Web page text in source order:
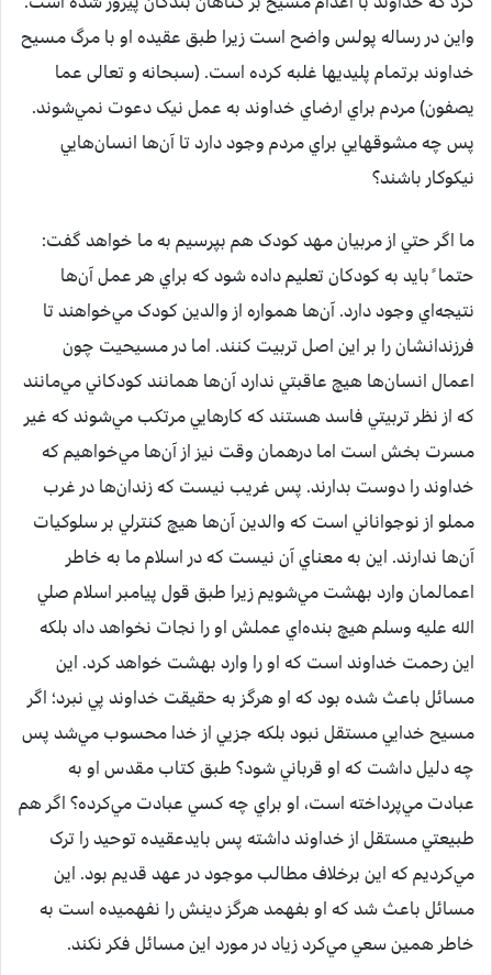
واين در رساله پولس واضح است زيرا طبق عقيده او با مرگ مسيح
خداوند برتمام پليديها غلبه کرده است. (سبحانه و تعالی عما
يصفون) مردم براي ارضاي خداوند به عمل نيک دعوت نمي‌شوند.
پس چه مشوقهايي براي مردم وجود دارد تا آن‌ها انسان‌هايي
نيکوکار باشند؟
ما اگر حتي از مربيان مهد کودک هم بپرسيم به ما خواهد گفت:
حتما ً بايد به کودکان تعليم داده شود که براي هر عمل آن‌ها
نتيجه‌اي وجود دارد. آن‌ها همواره از والدين کودک مي‌خواهند تا
فرزندانشان را بر اين اصل تربيت کنند. اما در مسيحيت چون
اعمال انسان‌ها هيچ عاقبتي ندارد آن‌ها همانند کودکاني مي‌مانند
که از نظر تربيتي فاسد هستند که کارهايي مرتکب مي‌شوند که غير
مسرت بخش است اما درهمان وقت نيز از آن‌ها مي‌خواهيم که
خداوند را دوست بدارند. پس غريب نيست که زندان‌ها در غرب
مملو از نوجواناني است که والدين آن‌ها هيچ کنترلي بر سلوکيات
آن‌ها ندارند. اين به معناي آن نيست که در اسلام ما به خاطر
اعمالمان وارد بهشت مي‌شويم زيرا طبق قول پيامبر اسلام صلي
الله عليه وسلم هيچ بنده‌اي عملش او را نجات نخواهد داد بلکه
اين رحمت خداوند است که او را وارد بهشت خواهد کرد. اين
مسائل باعث شده بود که او هرگز به حقيقت خداوند پي نبرد؛ اگر
مسيح خدايي مستقل نبود بلکه جزيي از خدا محسوب مي‌شد پس
چه دليل داشت که او قرباني شود؟ طبق کتاب مقدس او به
عبادت مي‌پرداخته است، او براي چه کسي عبادت مي‌کرده؟ اگر هم
طبيعتي مستقل از خداوند داشته پس بايدعقيده توحيد را ترک
مي‌کرديم که اين برخلاف مطالب موجود در عهد قديم بود. اين
مسائل باعث شد که او بفهمد هرگز دينش را نفهميده است به
خاطر همين سعي مي‌کرد زياد در مورد اين مسائل فکر نکند.